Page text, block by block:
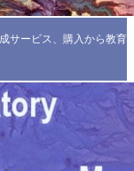
サービス、購入から教育